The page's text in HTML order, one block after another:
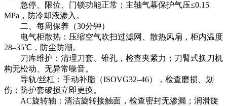
急停、限位、门锁功能正常；主轴气幕保护气压≤0.15
MPa，防冷却液渗入。
二、每周保养（30分钟）
电气柜散热：压缩空气吹扫过滤网、散热风扇，柜内温度
28–35℃，防尘防潮。
刀库维护：清理刀套、锥孔，检查夹紧力；刀臂式换刀机
构无松动、无异常噪音。
导轨/丝杠：手动补脂（ISOVG32–46），检查磨损、划
伤；防护套破损立即更换。
AC旋转轴：清洁旋转接触面，检查密封无渗漏；润滑旋